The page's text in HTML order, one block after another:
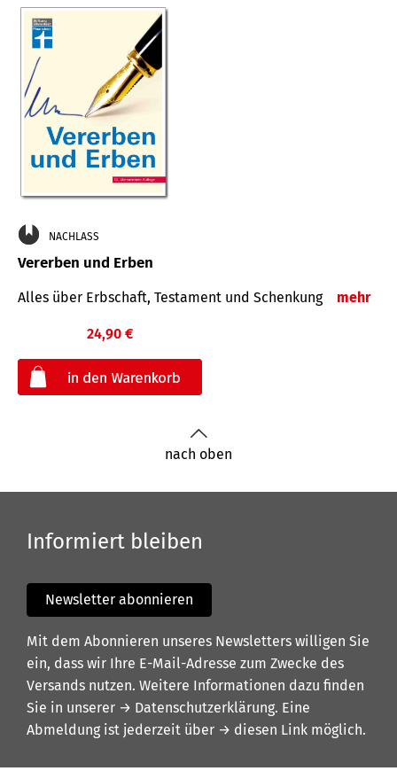
NACHLASS
Vererben und Erben
Alles über Erbschaft, Testament und Schenkung mehr
24,90 €
nach oben
Informiert bleiben
Newsletter abonnieren
Mit dem Abonnieren unseres Newsletters willigen Sie
ein, dass wir Ihre E-Mail-Adresse zum Zwecke des
Versands nutzen. Weitere Informationen dazu finden
Sie in unserer → Datenschutzerklärung. Eine
Abmeldung ist jederzeit über → diesen Link möglich.